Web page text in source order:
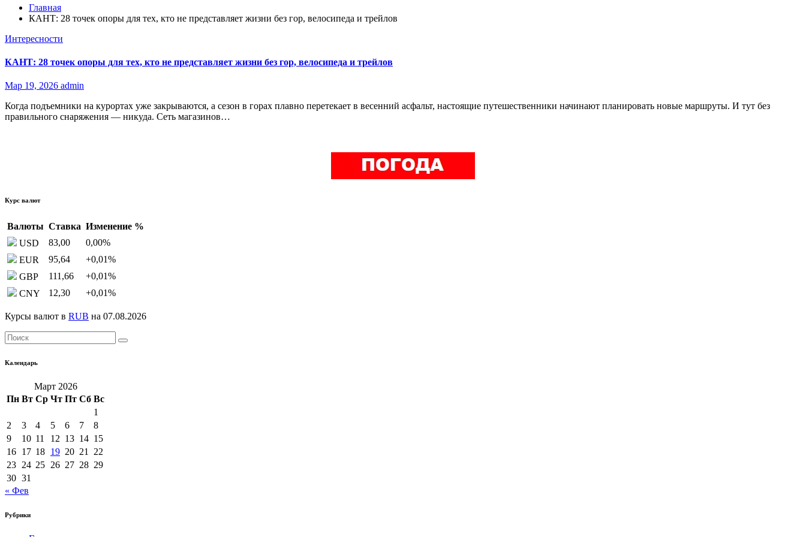
Главная
КАНТ: 28 точек опоры для тех, кто не представляет жизни без гор, велосипеда и трейлов
Интересности
КАНТ: 28 точек опоры для тех, кто не представляет жизни без гор, велосипеда и трейлов
Мар 19, 2026 admin
Когда подъемники на курортах уже закрываются, а сезон в горах плавно перетекает в весенний асфальт, настоящие путешественники начинают планировать новые маршруты. И тут без
правильного снаряжения — никуда. Сеть магазинов…
Курс валют
Валюты Ставка Изменение %
USD
83,00 0,00%
EUR
95,64 +0,01%
GBP
111,66 +0,01%
CNY
12,30 +0,01%
Курсы валют в RUB на 07.08.2026
Календарь
Март 2026
Пн Вт Ср Чт Пт Сб Вс
1
2
3 4 5 6 7
8
9
10 11 12 13 14 15
16 17 18 19 20 21
22
23 24 25 26 27 28 29
30 31
« Фев
Рубрики